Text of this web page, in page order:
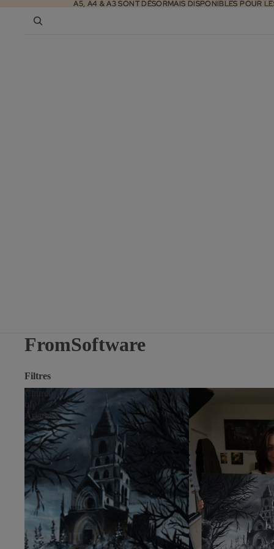
A5, A4 & A3 SONT DÉSORMAIS DISPONIBLES POUR
A5, A4 & A3 SONT DÉSORMAIS DISPONIBLES POUR
FromSoftware
Filtres
Church
of
Ariandel